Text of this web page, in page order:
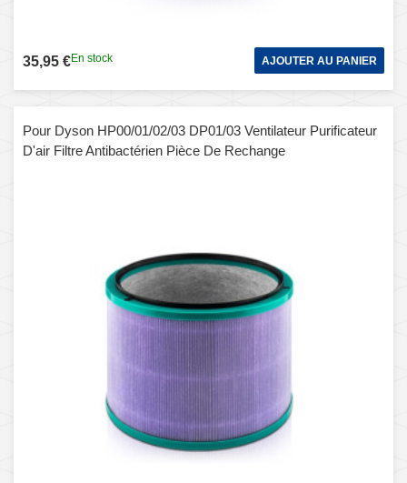
35,95 €En stock AJOUTER AU PANIER
Pour Dyson HP00/01/02/03 DP01/03 Ventilateur Purificateur
D'air Filtre Antibactérien Pièce De Rechange